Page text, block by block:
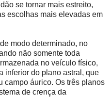
se tornar mais estreito,
escolhas mais elevadas em
modo determinado, no
não somente toda
no veículo físico,
inferior do plano astral, que
campo áurico. Os três planos
de crença da